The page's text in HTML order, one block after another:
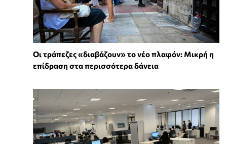
Οι τράπεζες «διαβάζουν» το νέο πλαφόν: Μικρή η
επίδραση στα περισσότερα δάνεια